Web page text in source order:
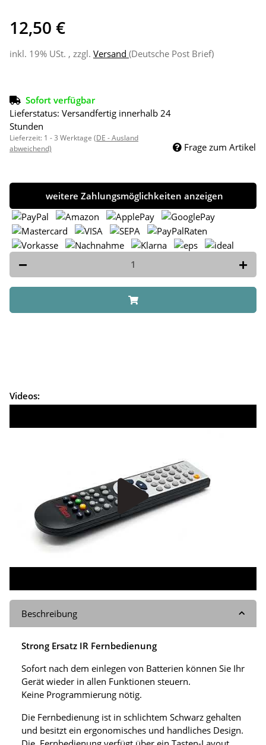
12,50 €
inkl. 19% USt. , zzgl. Versand (Deutsche Post Brief)
Sofort verfügbar
Lieferstatus: Versandfertig innerhalb 24
Stunden
Lieferzeit: 1 - 3 Werktage (DE - Ausland
abweichend)
Frage zum Artikel
weitere Zahlungsmöglichkeiten anzeigen
Videos:
Beschreibung
Strong Ersatz IR Fernbedienung
Sofort nach dem einlegen von Batterien können Sie Ihr
Gerät wieder in allen Funktionen steuern.
Keine Programmierung nötig.
Die Fernbedienung ist in schlichtem Schwarz gehalten
und besitzt ein ergonomisches und handliches Design.